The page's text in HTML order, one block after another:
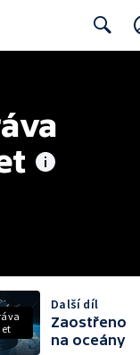
Další díl
Zaostřeno
na oceány